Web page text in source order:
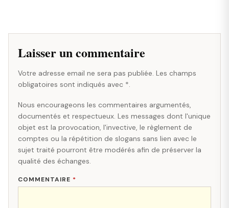
Laisser un commentaire
Votre adresse email ne sera pas publiée. Les champs
obligatoires sont indiqués avec *.
Nous encourageons les commentaires argumentés,
documentés et respectueux. Les messages dont l'unique
objet est la provocation, l'invective, le règlement de
comptes ou la répétition de slogans sans lien avec le
sujet traité pourront être modérés afin de préserver la
qualité des échanges.
COMMENTAIRE *